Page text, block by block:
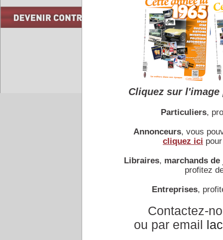
deuxième et quatrième
gagne une image
aujourd’hui les
COMMENTAIRES
Cliquez sur
Particuliers,
Annonceurs, vous
cliquez ici
Libraires, marchands de
profitez
Entreprises,
Contactez-
ou par email